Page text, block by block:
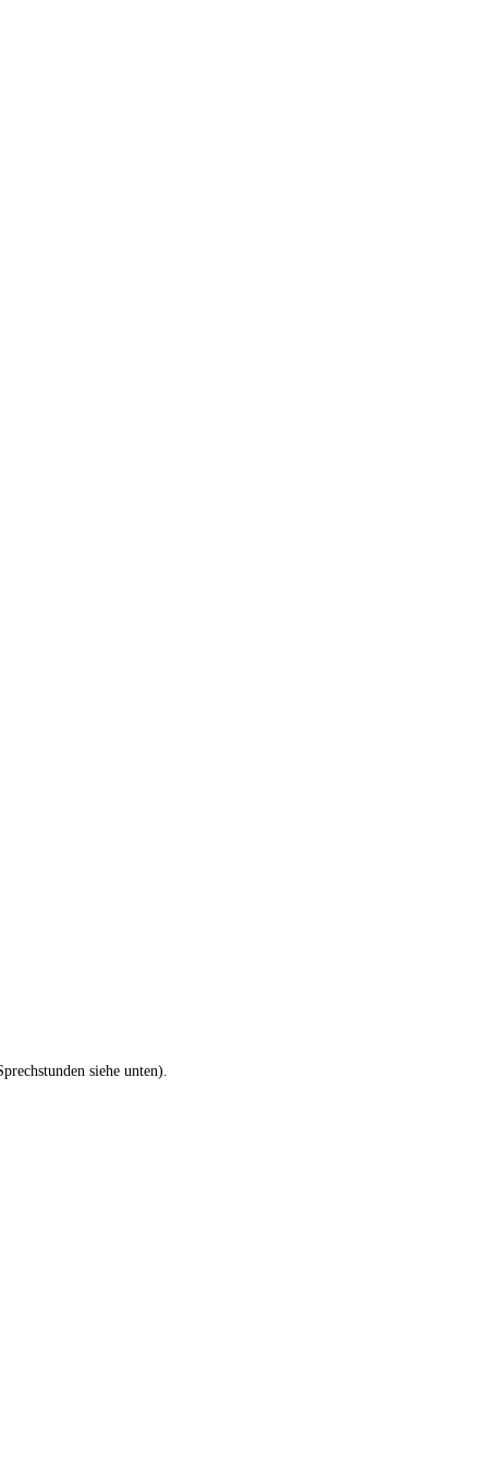
siehe unten).